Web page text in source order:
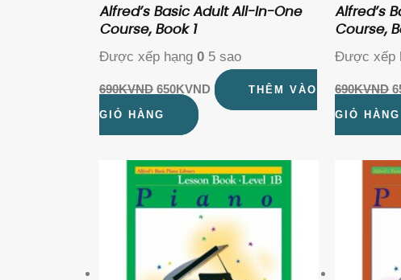
Alfred’s Basic Adult All-In-One
Course, Book 1
Được xếp hạng 0 5 sao
690KVND 650KVND THÊM VÀO
GIỎ HÀNG
Alfred’s
Course,
Được xếp
690KVND
GIỎ HÀNG